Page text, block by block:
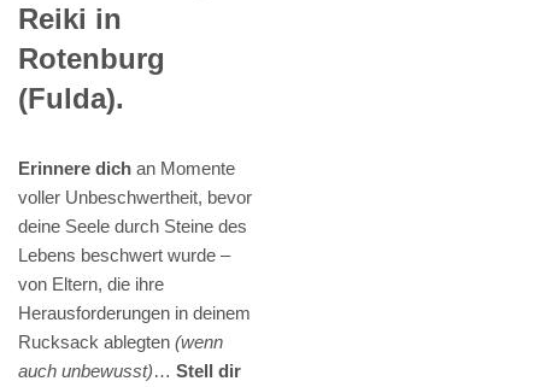
Reiki in
Rotenburg
(Fulda).
Erinnere dich an Momente
voller Unbeschwertheit, bevor
deine Seele durch Steine des
Lebens beschwert wurde –
von Eltern, die ihre
Herausforderungen in deinem
Rucksack ablegten (wenn
auch unbewusst)… Stell dir